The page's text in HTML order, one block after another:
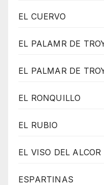
EL CUERVO
EL PALAMR DE
EL PALMAR DE
EL RONQUILLO
EL RUBIO
EL VISO DEL ALCOR
ESPARTINAS